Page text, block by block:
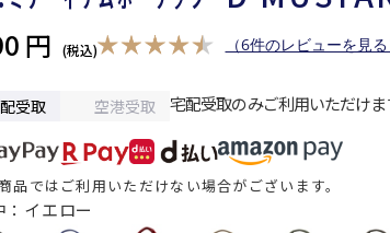
円 （6件のレビューを見る
受取 空港受取 宅配受取のみご利用いただけま
品ではご利用いただけない場合がございます。
：イエロー